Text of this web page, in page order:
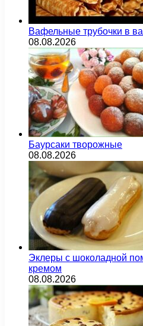
Вафельные трубочки в
08.08.2026
Баурсаки творожные
08.08.2026
Эклеры с шоколадной
кремом
08.08.2026